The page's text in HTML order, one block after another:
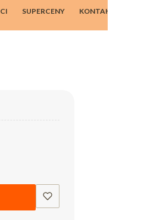
SUPERCENY KONTAKT I